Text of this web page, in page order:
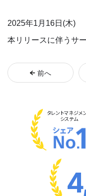
2025年1月16日(木)
本リリースに伴うサ
前へ
タレントマネジメ
システム